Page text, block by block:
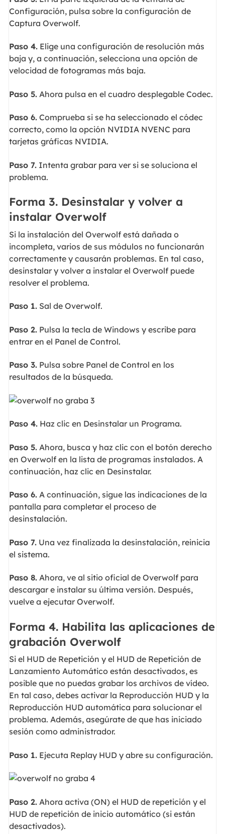
Configuración, pulsa sobre la configuración de
Captura Overwolf.
Paso 4.Elige una configuración de resolución más
baja y, a continuación, selecciona una opción de
velocidad de fotogramas más baja.
Paso 5.Ahora pulsa en el cuadro desplegable Codec.
Paso 6.Comprueba si se ha seleccionado el códec
correcto, como la opción NVIDIA NVENC para
tarjetas gráficas NVIDIA.
Paso 7.Intenta grabar para ver si se soluciona el
problema.
Forma 3. Desinstalar y volver a
instalar Overwolf
Si la instalación del Overwolf está dañada o
incompleta, varios de sus módulos no funcionarán
correctamente y causarán problemas. En tal caso,
desinstalar y volver a instalar el Overwolf puede
resolver el problema.
Paso 1.Sal de Overwolf.
Paso 2.Pulsa la tecla de Windows y escribe para
entrar en el Panel de Control.
Paso 3.Pulsa sobre Panel de Control en los
resultados de la búsqueda.
Paso 4.Haz clic en Desinstalar un Programa.
Paso 5.Ahora, busca y haz clic con el botón derecho
en Overwolf en la lista de programas instalados. A
continuación, haz clic en Desinstalar.
Paso 6.A continuación, sigue las indicaciones de la
pantalla para completar el proceso de
desinstalación.
Paso 7.Una vez finalizada la desinstalación, reinicia
el sistema.
Paso 8.Ahora, ve al sitio oficial de Overwolf para
descargar e instalar su última versión. Después,
vuelve a ejecutar Overwolf.
Forma 4. Habilita las aplicaciones de
grabación Overwolf
Si el HUD de Repetición y el HUD de Repetición de
Lanzamiento Automático están desactivados, es
posible que no puedas grabar los archivos de vídeo.
En tal caso, debes activar la Reproducción HUD y la
Reproducción HUD automática para solucionar el
problema. Además, asegúrate de que has iniciado
sesión como administrador.
Paso 1.Ejecuta Replay HUD y abre su configuración.
Paso 2.Ahora activa (ON) el HUD de repetición y el
HUD de repetición de inicio automático (si están
desactivados).